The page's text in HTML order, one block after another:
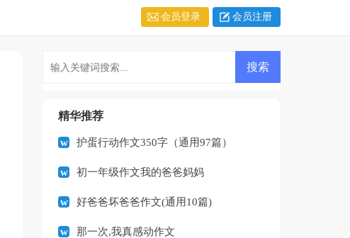
会员登录 会员注册
精华推荐
护蛋行动作文350字（通用97篇）
初一年级作文我的爸爸妈妈
好爸爸坏爸爸作文(通用10篇)
那一次,我真感动作文